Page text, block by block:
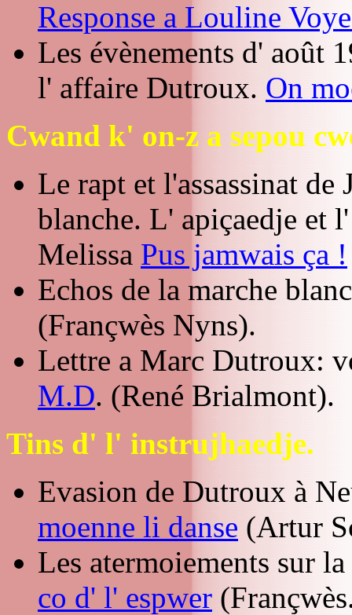
Response a Louline
Les évènements d' août
l' affaire Dutroux. On
Cwand k' on-z a sepou
Le rapt et l'assassinat
blanche. L' apiçaedje et
Melissa Pus jamwais ça !
Echos de la marche
(Françwès Nyns).
Lettre a Marc Dutroux:
M.D. (René Brialmont).
Tins d' l' instrujhaedje.
Evasion de Dutroux à
moenne li danse (Artur
Les atermoiements sur
co d' l' espwer